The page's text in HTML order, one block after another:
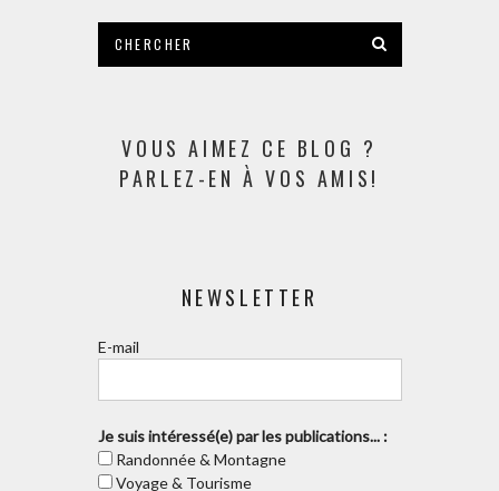
VOUS AIMEZ CE BLOG ?
PARLEZ-EN À VOS AMIS!
NEWSLETTER
E-mail
Je suis intéressé(e) par les publications... :
Randonnée & Montagne
Voyage & Tourisme